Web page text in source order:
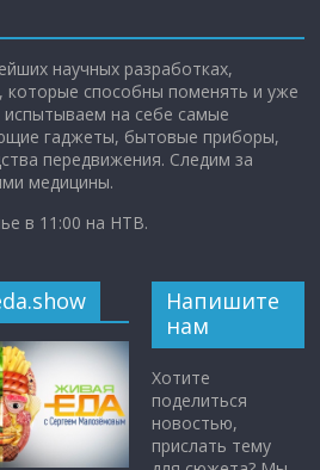
научных разработках,
которые способны поменять и уже
на себе самые
гаджеты, бытовые приборы,
передвижения. Следим за
медицины.
в 11:00 на НТВ.
Напишите
нам
Хотите
поделиться
новостью,
прислать тему